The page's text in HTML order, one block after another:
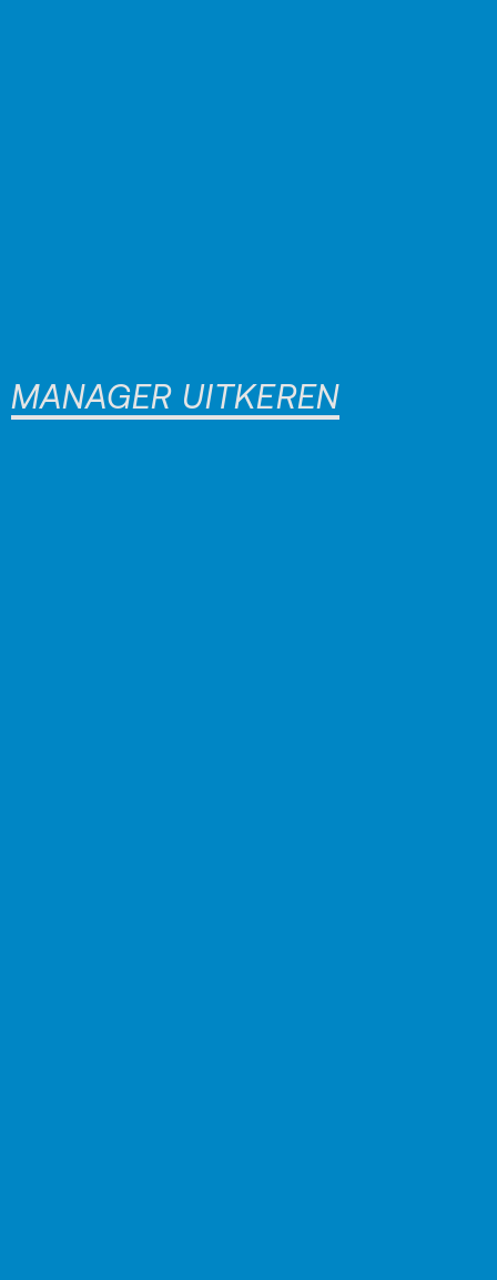
MANAGER UITKEREN